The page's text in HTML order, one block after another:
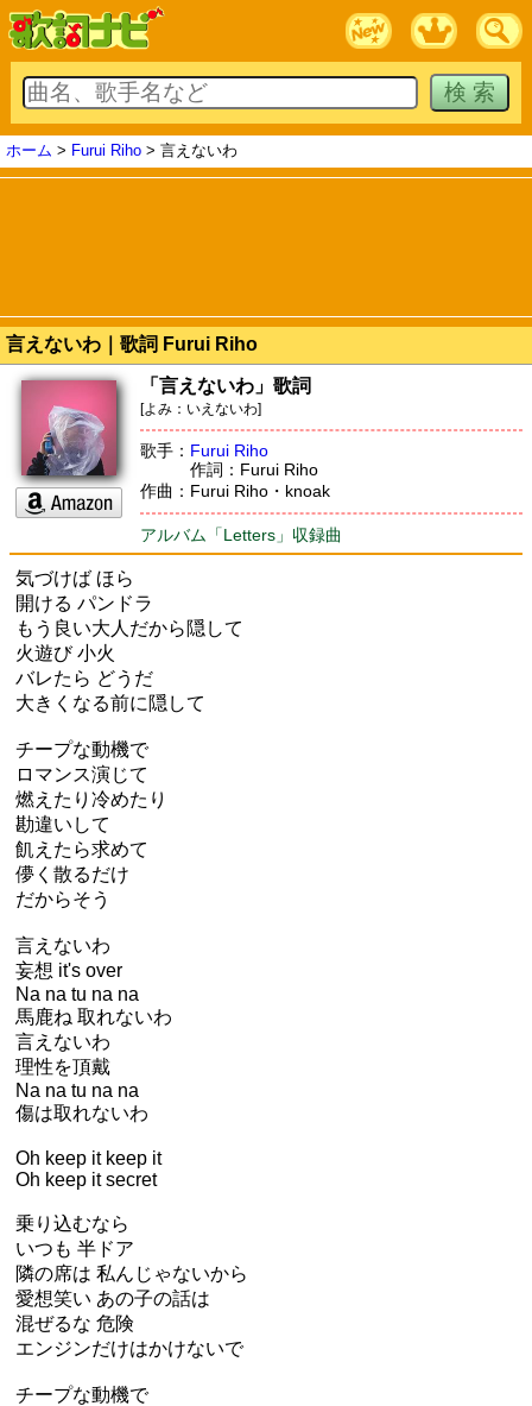
ホーム > Furui Riho > 言えないわ
言えないわ｜歌詞 Furui Riho
「言えないわ」歌詞
[よみ：いえないわ]
歌手： Furui Riho
作詞：Furui Riho
作曲：Furui Riho・knoak
アルバム「Letters」収録曲
気づけば ほら
開ける パンドラ
もう良い大人だから隠して
火遊び 小火
バレたら どうだ
大きくなる前に隠して
チープな動機で
ロマンス演じて
燃えたり冷めたり
勘違いして
飢えたら求めて
儚く散るだけ
だからそう
言えないわ
妄想 it's over
Na na tu na na
馬鹿ね 取れないわ
言えないわ
理性を頂戴
Na na tu na na
傷は取れないわ
Oh keep it keep it
Oh keep it secret
乗り込むなら
いつも 半ドア
隣の席は 私んじゃないから
愛想笑い あの子の話は
混ぜるな 危険
エンジンだけはかけないで
チープな動機で